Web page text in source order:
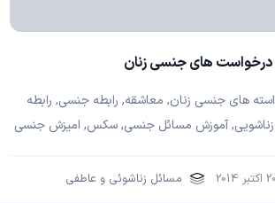
درخواست های جنسی زنان
های جنسی زنان, معاشقه, رابطه جنسی, رابطه
زناشویی, آموزش مسائل جنسی, سکس, امیزش جنسی
مسائل زناشوئی و عاطفی